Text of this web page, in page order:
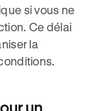
si vous ne
Ce délai
la
un